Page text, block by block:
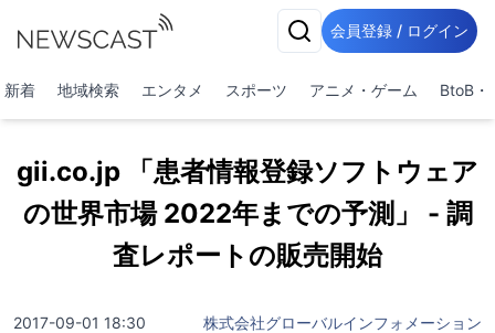
会員登録 / ログイン
新着 地域検索 エンタメ スポーツ アニメ・ゲーム BtoB・
gii.co.jp 「患者情報登録ソフトウェア
の世界市場 2022年までの予測」 - 調
査レポートの販売開始
2017-09-01 18:30 株式会社グローバルインフォメーション